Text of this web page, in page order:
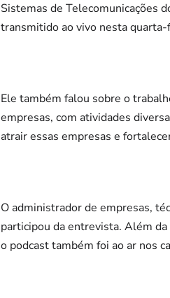
Sistemas de Telecomunicações
transmitido ao vivo nesta quarta-
Ele também falou sobre o
empresas, com atividades
atrair essas empresas e
O administrador de empresas,
participou da entrevista. Além
o podcast também foi ao ar nos